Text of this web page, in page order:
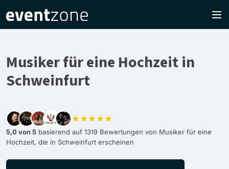
Musiker für eine Hochzeit in
Schweinfurt
★★★★★
5,0 von 5 basierend auf 1319 Bewertungen von Musiker für eine
Hochzeit, die in Schweinfurt erscheinen